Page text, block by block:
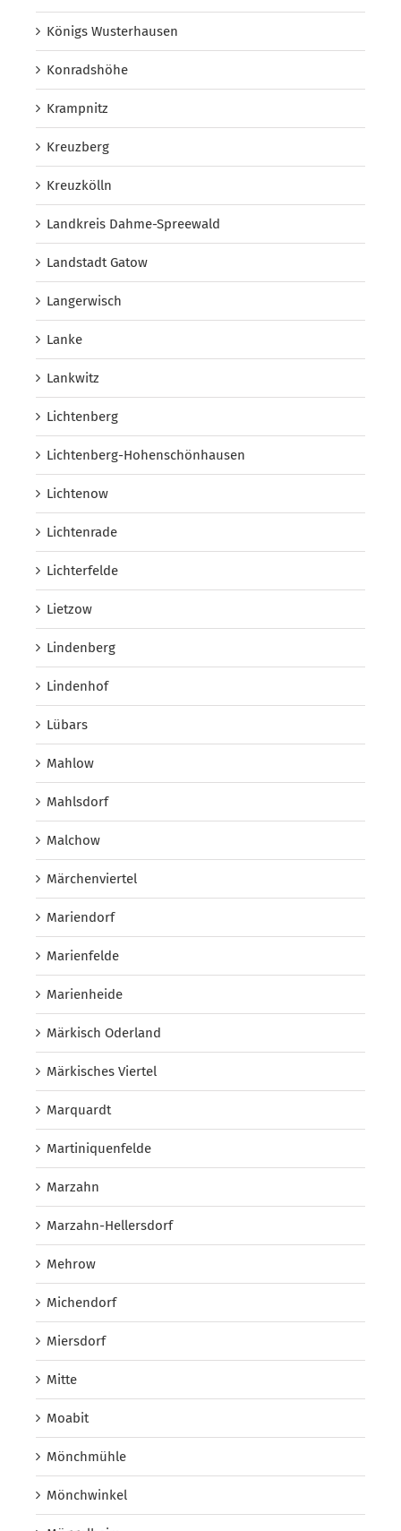
Königs Wusterhausen
Konradshöhe
Krampnitz
Kreuzberg
Kreuzkölln
Landkreis Dahme-Spreewald
Landstadt Gatow
Langerwisch
Lanke
Lankwitz
Lichtenberg
Lichtenberg-Hohenschönhausen
Lichtenow
Lichtenrade
Lichterfelde
Lietzow
Lindenberg
Lindenhof
Lübars
Mahlow
Mahlsdorf
Malchow
Märchenviertel
Mariendorf
Marienfelde
Marienheide
Märkisch Oderland
Märkisches Viertel
Marquardt
Martiniquenfelde
Marzahn
Marzahn-Hellersdorf
Mehrow
Michendorf
Miersdorf
Mitte
Moabit
Mönchmühle
Mönchwinkel